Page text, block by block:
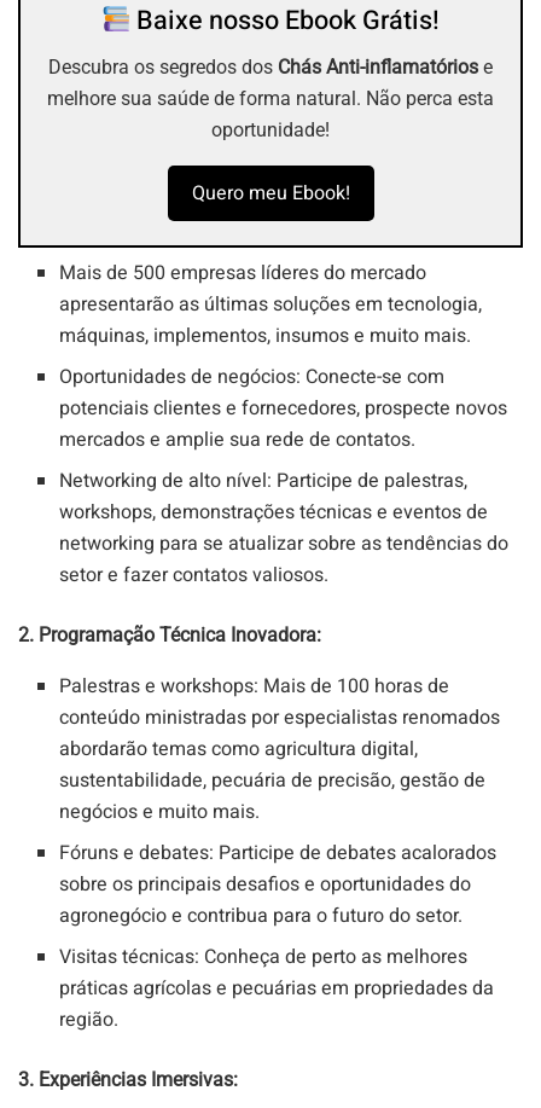
Baixe nosso Ebook Grátis!
Descubra os segredos dos Chás Anti-inflamatórios e
melhore sua saúde de forma natural. Não perca esta
oportunidade!
Quero meu Ebook!
Mais de 500 empresas líderes do mercado
apresentarão as últimas soluções em tecnologia,
máquinas, implementos, insumos e muito mais.
Oportunidades de negócios: Conecte-se com
potenciais clientes e fornecedores, prospecte novos
mercados e amplie sua rede de contatos.
Networking de alto nível: Participe de palestras,
workshops, demonstrações técnicas e eventos de
networking para se atualizar sobre as tendências do
setor e fazer contatos valiosos.
2. Programação Técnica Inovadora:
Palestras e workshops: Mais de 100 horas de
conteúdo ministradas por especialistas renomados
abordarão temas como agricultura digital,
sustentabilidade, pecuária de precisão, gestão de
negócios e muito mais.
Fóruns e debates: Participe de debates acalorados
sobre os principais desafios e oportunidades do
agronegócio e contribua para o futuro do setor.
Visitas técnicas: Conheça de perto as melhores
práticas agrícolas e pecuárias em propriedades da
região.
3. Experiências Imersivas: